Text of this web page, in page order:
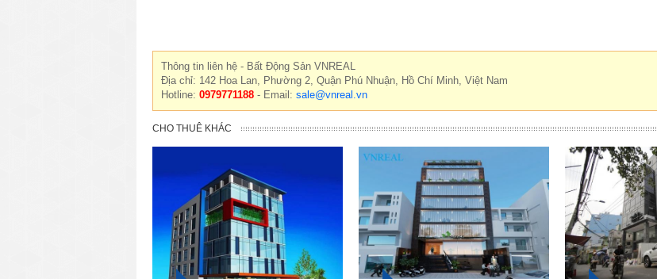
Thông tin liên hệ - Bất Động Sản VNREAL
Địa chỉ: 142 Hoa Lan, Phường 2, Quận Phú Nhuận, Hồ Chí Minh, Việt Nam
Hotline: 0979771188 - Email: sale@vnreal.vn
CHO THUÊ KHÁC